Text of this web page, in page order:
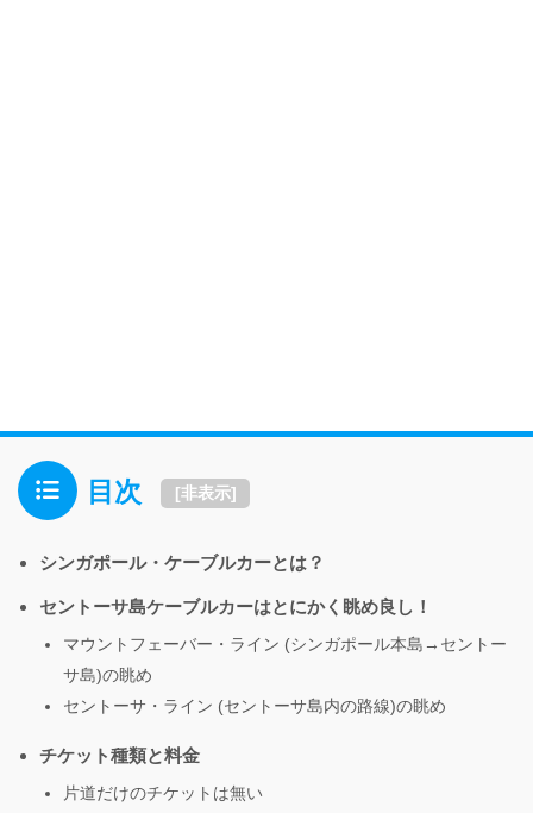
目次 [非表示]
シンガポール・ケーブルカーとは？
セントーサ島ケーブルカーはとにかく眺め良し！
マウントフェーバー・ライン (シンガポール本島→セントー
サ島)の眺め
セントーサ・ライン (セントーサ島内の路線)の眺め
チケット種類と料金
片道だけのチケットは無い